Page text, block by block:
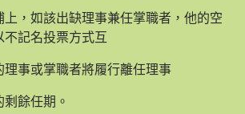
，如該出缺理事兼任掌職者，他的空
記名投票方式互
事或掌職者將履行離任理事
餘任期。